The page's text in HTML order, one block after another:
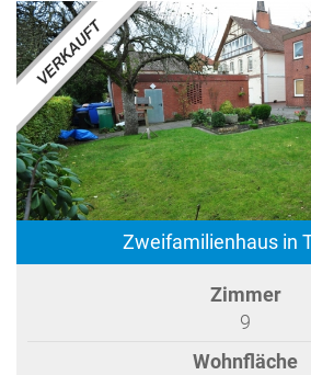
Zweifamilienhaus in
Zimmer
9
Wohnfläche